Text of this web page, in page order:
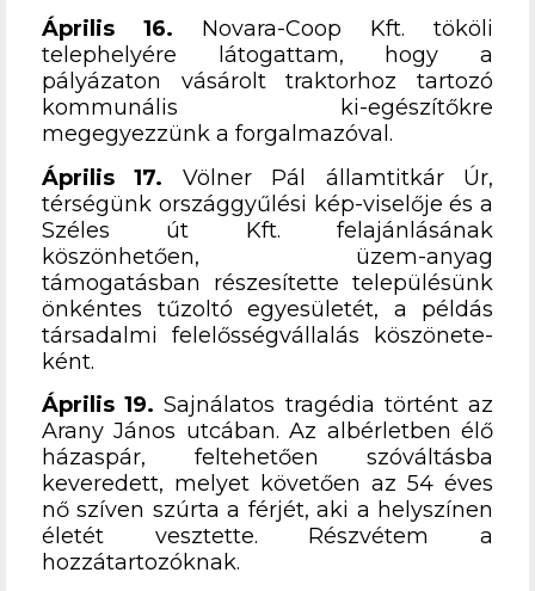
Április 16. Novara-Coop Kft. tököli
telephelyére látogattam, hogy a
pályázaton vásárolt traktorhoz tartozó
kommunális ki-egészítőkre
megegyezzünk a forgalmazóval.
Április 17. Völner Pál államtitkár Úr,
térségünk országgyűlési kép-viselője és a
Széles út Kft. felajánlásának
köszönhetően, üzem-anyag
támogatásban részesítette településünk
önkéntes tűzoltó egyesületét, a példás
társadalmi felelősségvállalás köszönete-
ként.
Április 19.Sajnálatos tragédia történt az
Arany János utcában. Az albérletben élő
házaspár, feltehetően szóváltásba
keveredett, melyet követően az 54 éves
nő szíven szúrta a férjét, aki a helyszínen
életét vesztette. Részvétem a
hozzátartozóknak.